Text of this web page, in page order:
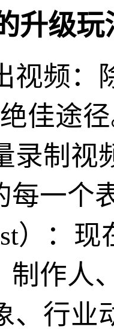
升级
视频：
佳途
录制视
每一
）：
制作
、行业